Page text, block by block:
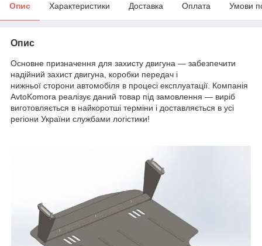
Опис Характеристики Доставка Оплата Умови
Опис
Основне призначення для захисту двигуна — забезпечити
надійний захист двигуна, коробки передач і
нижньої сторони автомобіля в процесі експлуатації. Компанія
AvtoKomora реалізує даний товар під замовлення — виріб
виготовляється в найкоротші терміни і доставляється в усі
регіони України службами логістики!